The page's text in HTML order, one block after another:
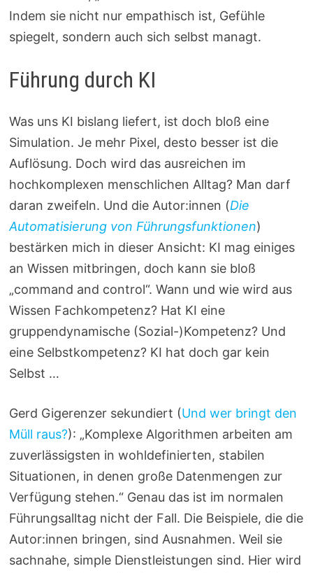
Indem sie nicht nur empathisch ist, Gefühle
spiegelt, sondern auch sich selbst managt.
Führung durch KI
Was uns KI bislang liefert, ist doch bloß eine
Simulation. Je mehr Pixel, desto besser ist die
Auflösung. Doch wird das ausreichen im
hochkomplexen menschlichen Alltag? Man darf
daran zweifeln. Und die Autor:innen (Die
Automatisierung von Führungsfunktionen)
bestärken mich in dieser Ansicht: KI mag einiges
an Wissen mitbringen, doch kann sie bloß
„command and control“. Wann und wie wird aus
Wissen Fachkompetenz? Hat KI eine
gruppendynamische (Sozial-)Kompetenz? Und
eine Selbstkompetenz? KI hat doch gar kein
Selbst …
Gerd Gigerenzer sekundiert (Und wer bringt den
Müll raus?): „Komplexe Algorithmen arbeiten am
zuverlässigsten in wohldefinierten, stabilen
Situationen, in denen große Datenmengen zur
Verfügung stehen.“ Genau das ist im normalen
Führungsalltag nicht der Fall. Die Beispiele, die die
Autor:innen bringen, sind Ausnahmen. Weil sie
sachnahe, simple Dienstleistungen sind. Hier wird